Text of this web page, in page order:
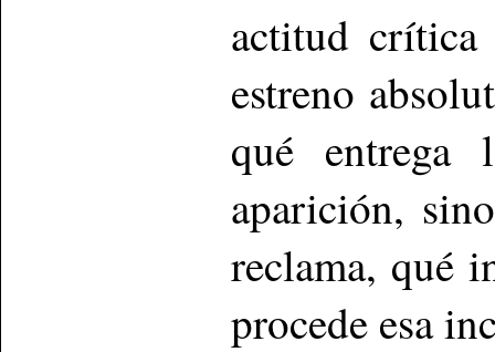
actitud crítica
estreno
qué
aparición,
reclama, qué
procede esa